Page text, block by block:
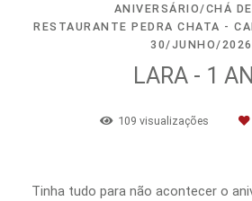
ANIVERSÁRIO/CHÁ
RESTAURANTE PEDRA CHATA -
30/JUNHO/2026
LARA - 1
109 visualizações
Tinha tudo para não acontecer o